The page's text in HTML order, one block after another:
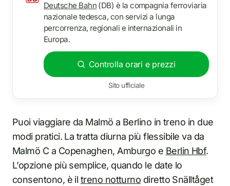
Deutsche Bahn(DB) è la compagnia ferroviaria
nazionale tedesca, con servizi a lunga
percorrenza, regionali e internazionali in
Europa.
Controlla orari e prezzi
Sito ufficiale
Puoi viaggiare da Malmö a Berlino in treno in due
modi pratici. La tratta diurna più flessibile va da
Malmö C a Copenaghen, Amburgo e Berlin Hbf.
L’opzione più semplice, quando le date lo
consentono, è il treno notturno diretto Snälltåget